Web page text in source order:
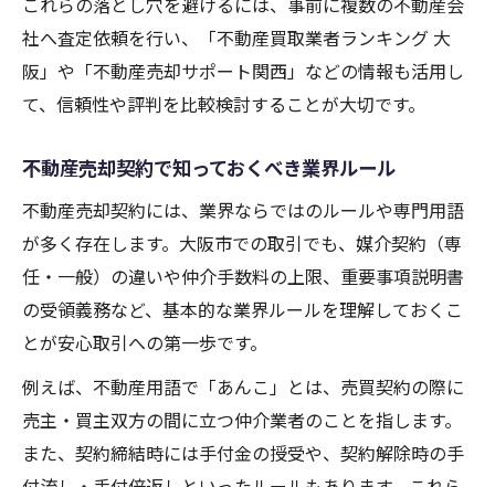
社へ査定依頼を行い、「不動産買取業者ランキング 大
阪」や「不動産売却サポート関西」などの情報も活用し
て、信頼性や評判を比較検討することが大切です。
不動産売却契約で知っておくべき業界ルール
不動産売却契約には、業界ならではのルールや専門用語
が多く存在します。大阪市での取引でも、媒介契約（専
任・一般）の違いや仲介手数料の上限、重要事項説明書
の受領義務など、基本的な業界ルールを理解しておくこ
とが安心取引への第一歩です。
例えば、不動産用語で「あんこ」とは、売買契約の際に
売主・買主双方の間に立つ仲介業者のことを指します。
また、契約締結時には手付金の授受や、契約解除時の手